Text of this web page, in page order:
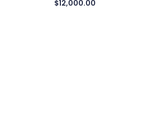
$12,000.00